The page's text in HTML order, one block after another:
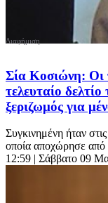
Σία Κοσιώνη: Οι
τελευταίο
ξεριζωμός για
Συγκινημένη ήταν
οποία αποχώρησε
12:59 | Σάββατο 09